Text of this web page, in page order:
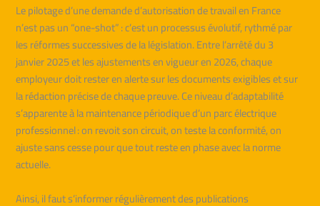
Le pilotage d’une demande d’autorisation de travail en France
n’est pas un “one-shot” : c’est un processus évolutif, rythmé par
les réformes successives de la législation. Entre l’arrêté du 3
janvier 2025 et les ajustements en vigueur en 2026, chaque
employeur doit rester en alerte sur les documents exigibles et sur
la rédaction précise de chaque preuve. Ce niveau d’adaptabilité
s’apparente à la maintenance périodique d’un parc électrique
professionnel : on revoit son circuit, on teste la conformité, on
ajuste sans cesse pour que tout reste en phase avec la norme
actuelle.
Ainsi, il faut s’informer régulièrement des publications